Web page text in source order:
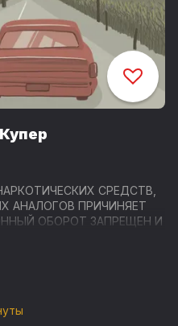
СРЕДСТВ,
АНАЛОГОВ ПРИЧИНЯЕТ
ОБОРОТ ЗАПРЕЩЕН И
и всеми забытый
только если сильно
Ливайна,